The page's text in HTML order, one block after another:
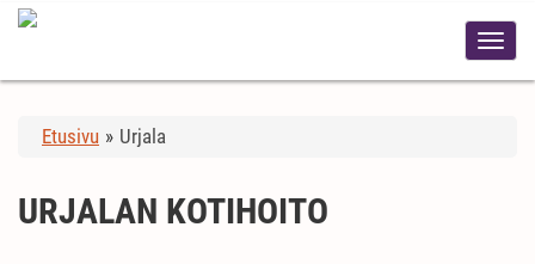
Etusivu » Urjala
URJALAN KOTIHOITO